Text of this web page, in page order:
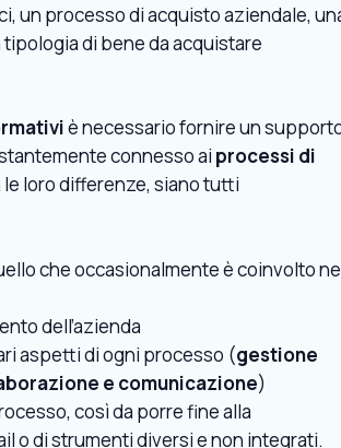
un processo di acquisto aziendale,
di bene da acquistare
è necessario fornire un
connesso ai processi di
le loro differenze, siano tutti
che occasionalmente è coinvolto
dell’azienda
aspetti di ogni processo (gestione
e comunicazione)
così da porre fine alla
o di strumenti diversi e non integrati.